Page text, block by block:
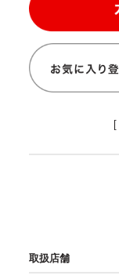
[
取扱店舗